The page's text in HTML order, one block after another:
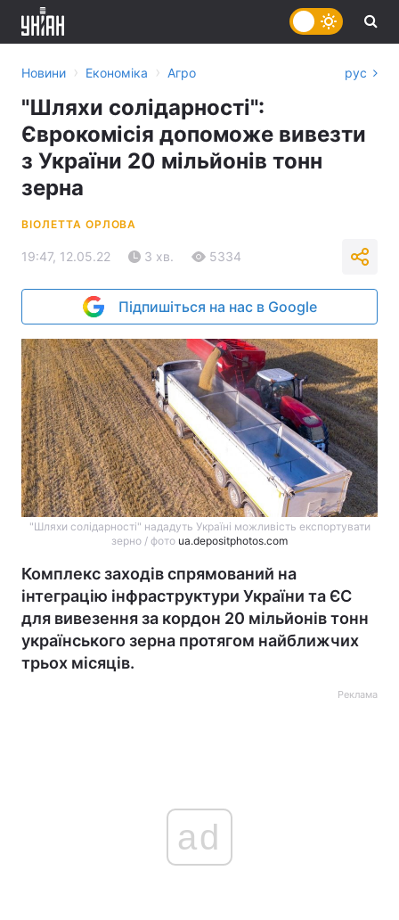
Новини › Економіка › Агро рус
"Шляхи солідарності":
Єврокомісія допоможе вивезти
з України 20 мільйонів тонн
зерна
ВІОЛЕТТА ОРЛОВА
19:47, 12.05.22 3 хв. 5334
Підпишіться на нас в Google
"Шляхи солідарності" нададуть Україні можливість експортувати
зерно / фото ua.depositphotos.com
Комплекс заходів спрямований на
інтеграцію інфраструктури України та ЄС
для вивезення за кордон 20 мільйонів тонн
українського зерна протягом найближчих
трьох місяців.
Реклама
ad